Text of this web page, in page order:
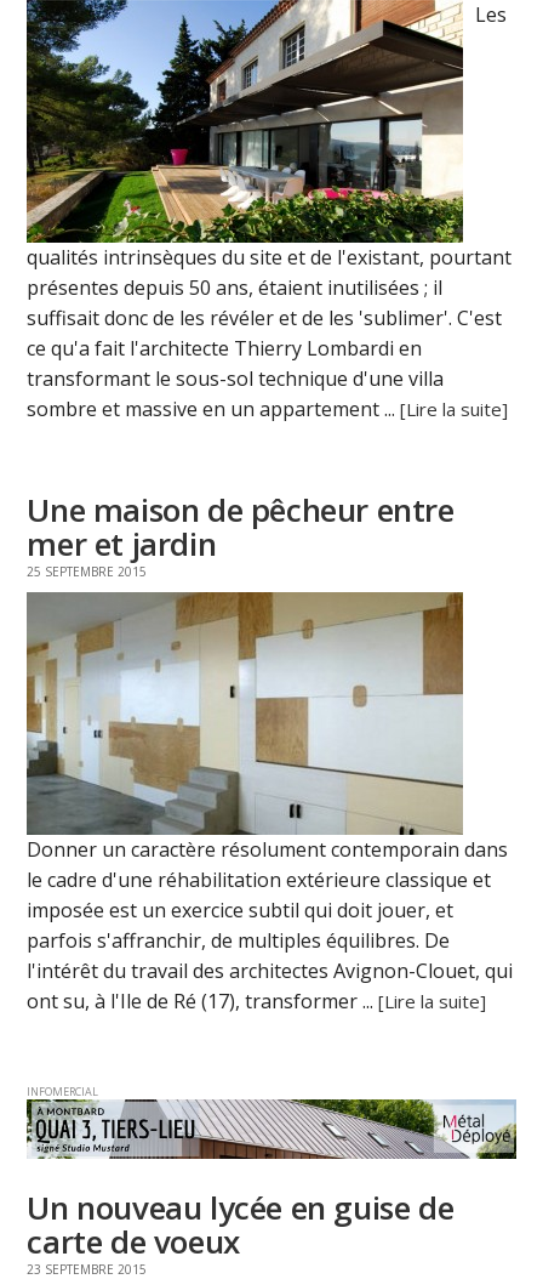
Les
qualités intrinsèques du site et de l'existant, pourtant
présentes depuis 50 ans, étaient inutilisées ; il
suffisait donc de les révéler et de les 'sublimer'. C'est
ce qu'a fait l'architecte Thierry Lombardi en
transformant le sous-sol technique d'une villa
sombre et massive en un appartement ...[Lire la suite]
Une maison de pêcheur entre
mer et jardin
25 SEPTEMBRE 2015
Donner un caractère résolument contemporain dans
le cadre d'une réhabilitation extérieure classique et
imposée est un exercice subtil qui doit jouer, et
parfois s'affranchir, de multiples équilibres. De
l'intérêt du travail des architectes Avignon-Clouet, qui
ont su, à l'Ile de Ré (17), transformer ...[Lire la suite]
INFOMERCIAL
Un nouveau lycée en guise de
carte de voeux
23 SEPTEMBRE 2015